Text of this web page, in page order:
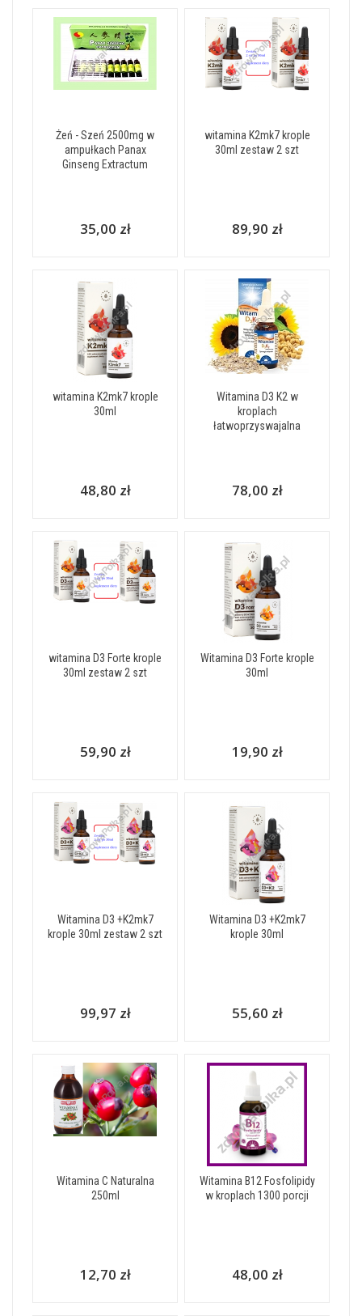
Żeń - Szeń 2500mg w
ampułkach Panax
Ginseng Extractum
35,00 zł
witamina K2mk7 krople
30ml zestaw 2 szt
89,90 zł
witamina K2mk7 krople
30ml
48,80 zł
Witamina D3 K2 w
kroplach
łatwoprzyswajalna
78,00 zł
witamina D3 Forte krople
30ml zestaw 2 szt
59,90 zł
Witamina D3 Forte krople
30ml
19,90 zł
Witamina D3 +K2mk7
krople 30ml zestaw 2 szt
99,97 zł
Witamina D3 +K2mk7
krople 30ml
55,60 zł
Witamina C Naturalna
250ml
12,70 zł
Witamina B12 Fosfolipidy
w kroplach 1300 porcji
48,00 zł